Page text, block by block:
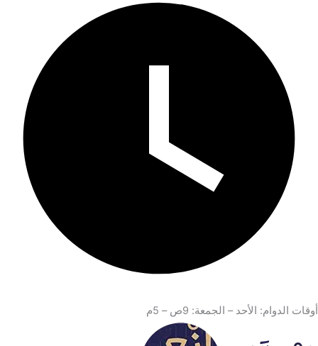
أوقات الدوام: الأحد – الجمعة: 9ص – 5م